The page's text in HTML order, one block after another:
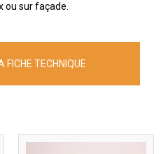
ou sur façade.
FICHE TECHNIQUE